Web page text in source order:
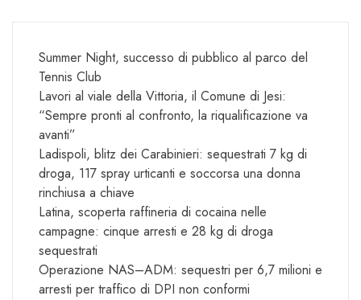
Summer Night, successo di pubblico al parco del
Tennis Club
Lavori al viale della Vittoria, il Comune di Jesi:
“Sempre pronti al confronto, la riqualificazione va
avanti”
Ladispoli, blitz dei Carabinieri: sequestrati 7 kg di
droga, 117 spray urticanti e soccorsa una donna
rinchiusa a chiave
Latina, scoperta raffineria di cocaina nelle
campagne: cinque arresti e 28 kg di droga
sequestrati
Operazione NAS–ADM: sequestri per 6,7 milioni e
arresti per traffico di DPI non conformi